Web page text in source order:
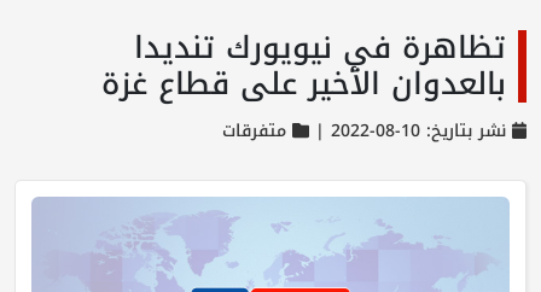
تظاهرة في نيويورك تنديدا
بالعدوان الأخير على قطاع غزة
نشر بتاريخ: 10-08-2022 | متفرقات